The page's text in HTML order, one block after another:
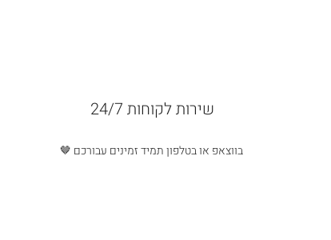
שירות לקוחות 24/7
בווצאפ או בטלפון תמיד זמינים עבורכם 🤎